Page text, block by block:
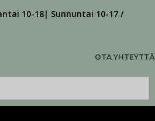
10-18| Sunnuntai 10-17 /
OTA YHTEYTTÄ